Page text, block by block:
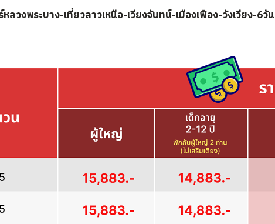
วงพระบาง-เที่ยวลาวเหนือ-เวียงจันทน์-เมืองเฟือง-วังเวียง-6วัน